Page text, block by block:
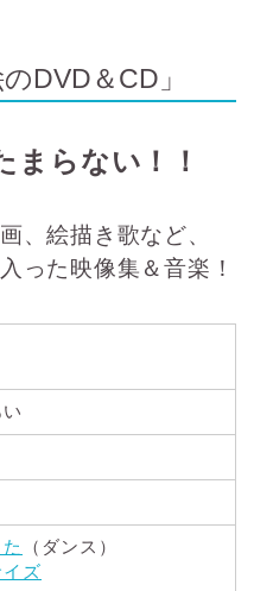
DVD＆CD」
まらない！！
、絵描き歌など、
った映像集＆音楽！
（ダンス）
ズ